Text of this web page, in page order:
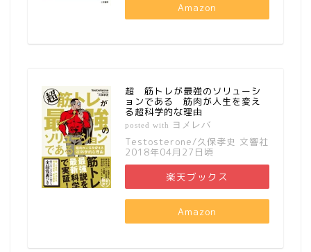
Amazon
超 筋トレが最強のソリューシ
ョンである 筋肉が人生を変え
る超科学的な理由
posted with ヨメレバ
Testosterone/久保孝史 文響社
2018年04月27日頃
楽天ブックス
Amazon